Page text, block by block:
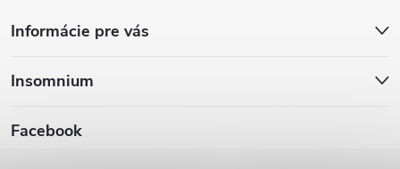
Informácie pre vás
Insomnium
Facebook